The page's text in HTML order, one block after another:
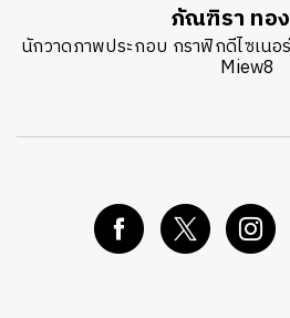
ภัณฑิรา ทอ
นักวาดภาพประกอบ กราฟิกดีไซเนอ
Miew8